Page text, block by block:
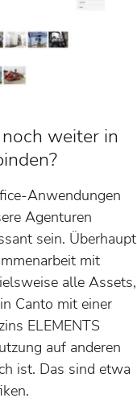
weiter in
Anwendungen
Agenturen
sein. Überhaupt
mit
alle Assets,
Canto mit einer
ELEMENTS
auf anderen
ist. Das sind etwa